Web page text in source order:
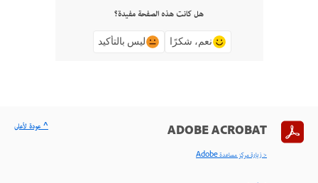
هل كانت هذه الصفحة مفيدة؟
نعم، شكرًا ليس بالتأكيد
ADOBE ACROBAT
< زيارة مركز مساعدة Adobe
^ عودة لأعلى